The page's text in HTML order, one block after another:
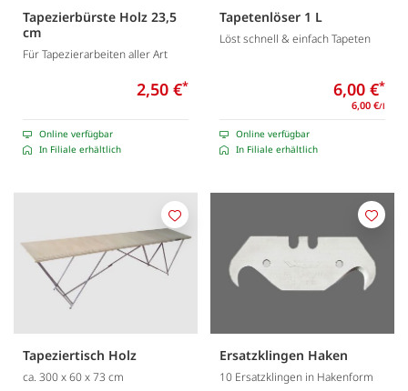
Tapezierbürste Holz 23,5
cm
Für Tapezierarbeiten aller Art
2,50 €*
Online verfügbar
In Filiale erhältlich
Tapetenlöser 1 L
Löst schnell & einfach Tapeten
6,00 €*
6,00 €/l
Online verfügbar
In Filiale erhältlich
Tapeziertisch Holz
ca. 300 x 60 x 73 cm
Merken
Ersatzklingen Haken
10 Ersatzklingen in Hakenform